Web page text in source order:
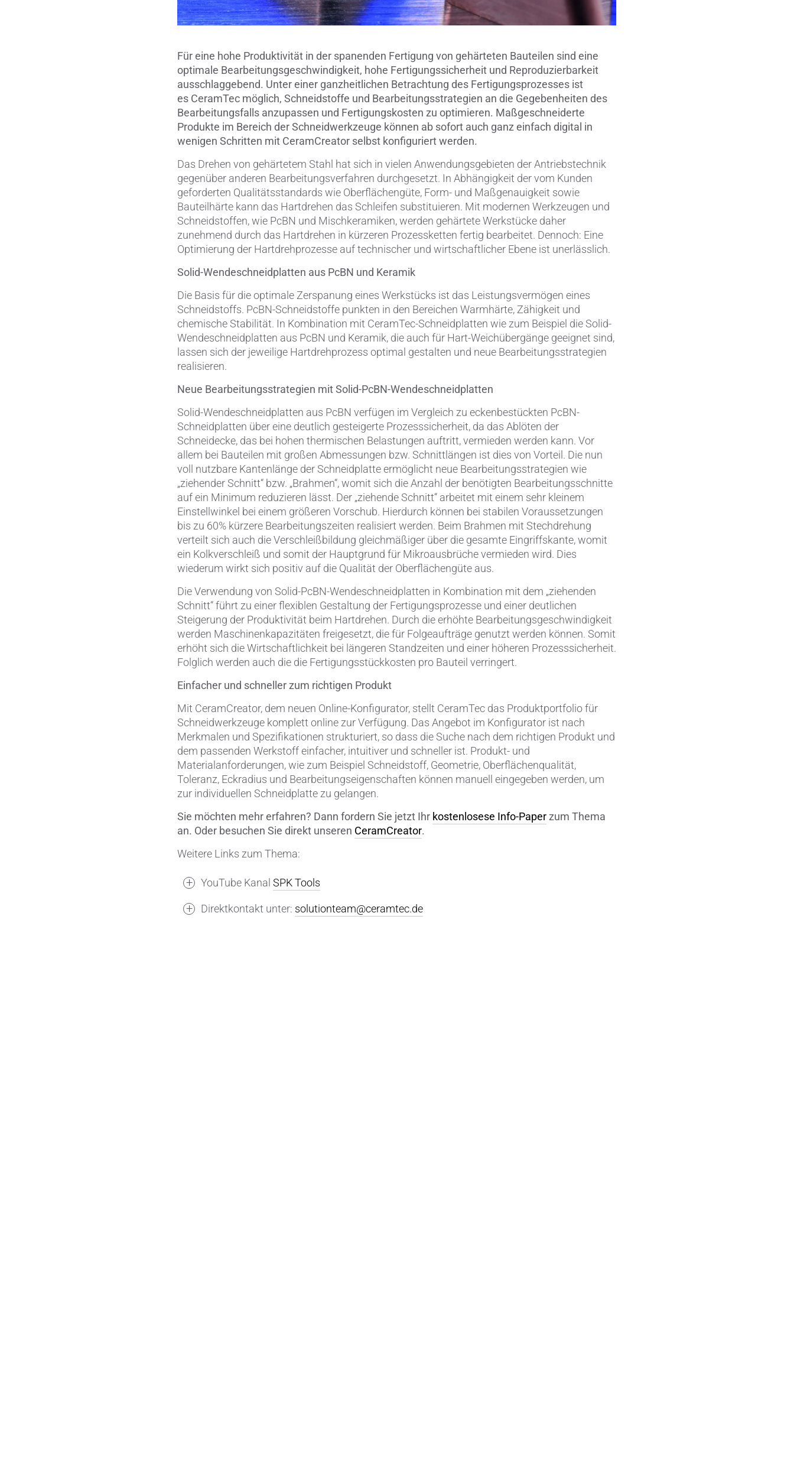
Schweißprozesse
Textiltechnik
Verteidigung & Sicherheit
Verschleißschutz
Wärmemanagement
Zerspanungstechnik
Für eine hohe Produktivität in der spanenden Fertigung von gehärteten Bauteilen sind eine
optimale Bearbeitungsgeschwindigkeit, hohe Fertigungssicherheit und Reproduzierbarkeit
ausschlaggebend. Unter einer ganzheitlichen Betrachtung des Fertigungsprozesses ist
es CeramTec möglich, Schneidstoffe und Bearbeitungsstrategien an die Gegebenheiten des
Bearbeitungsfalls anzupassen und Fertigungskosten zu optimieren. Maßgeschneiderte
Produkte im Bereich der Schneidwerkzeuge können ab sofort auch ganz einfach digital in
wenigen Schritten mit CeramCreator selbst konfiguriert werden.
Das Drehen von gehärtetem Stahl hat sich in vielen Anwendungsgebieten der Antriebstechnik
gegenüber anderen Bearbeitungsverfahren durchgesetzt. In Abhängigkeit der vom Kunden
geforderten Qualitätsstandards wie Oberflächengüte, Form- und Maßgenauigkeit sowie
Bauteilhärte kann das Hartdrehen das Schleifen substituieren. Mit modernen Werkzeugen und
Schneidstoffen, wie PcBN und Mischkeramiken, werden gehärtete Werkstücke daher
zunehmend durch das Hartdrehen in kürzeren Prozessketten fertig bearbeitet. Dennoch: Eine
Optimierung der Hartdrehprozesse auf technischer und wirtschaftlicher Ebene ist unerlässlich.
Solid-Wendeschneidplatten aus PcBN und Keramik
Die Basis für die optimale Zerspanung eines Werkstücks ist das Leistungsvermögen eines
Schneidstoffs. PcBN-Schneidstoffe punkten in den Bereichen Warmhärte, Zähigkeit und
chemische Stabilität. In Kombination mit CeramTec-Schneidplatten wie zum Beispiel die Solid-
Wendeschneidplatten aus PcBN und Keramik, die auch für Hart-Weichübergänge geeignet sind,
lassen sich der jeweilige Hartdrehprozess optimal gestalten und neue Bearbeitungsstrategien
realisieren.
Neue Bearbeitungsstrategien mit Solid-PcBN-Wendeschneidplatten
Solid-Wendeschneidplatten aus PcBN verfügen im Vergleich zu eckenbestückten PcBN-
Schneidplatten über eine deutlich gesteigerte Prozesssicherheit, da das Ablöten der
Schneidecke, das bei hohen thermischen Belastungen auftritt, vermieden werden kann. Vor
allem bei Bauteilen mit großen Abmessungen bzw. Schnittlängen ist dies von Vorteil. Die nun
voll nutzbare Kantenlänge der Schneidplatte ermöglicht neue Bearbeitungsstrategien wie
„ziehender Schnitt“ bzw. „Brahmen“, womit sich die Anzahl der benötigten Bearbeitungsschnitte
auf ein Minimum reduzieren lässt. Der „ziehende Schnitt“ arbeitet mit einem sehr kleinem
Einstellwinkel bei einem größeren Vorschub. Hierdurch können bei stabilen Voraussetzungen
bis zu 60% kürzere Bearbeitungszeiten realisiert werden. Beim Brahmen mit Stechdrehung
verteilt sich auch die Verschleißbildung gleichmäßiger über die gesamte Eingriffskante, womit
ein Kolkverschleiß und somit der Hauptgrund für Mikroausbrüche vermieden wird. Dies
wiederum wirkt sich positiv auf die Qualität der Oberflächengüte aus.
Die Verwendung von Solid-PcBN-Wendeschneidplatten in Kombination mit dem „ziehenden
Schnitt“ führt zu einer flexiblen Gestaltung der Fertigungsprozesse und einer deutlichen
Steigerung der Produktivität beim Hartdrehen. Durch die erhöhte Bearbeitungsgeschwindigkeit
werden Maschinenkapazitäten freigesetzt, die für Folgeaufträge genutzt werden können. Somit
erhöht sich die Wirtschaftlichkeit bei längeren Standzeiten und einer höheren Prozesssicherheit.
Folglich werden auch die die Fertigungsstückkosten pro Bauteil verringert.
Einfacher und schneller zum richtigen Produkt
Mit CeramCreator, dem neuen Online-Konfigurator, stellt CeramTec das Produktportfolio für
Schneidwerkzeuge komplett online zur Verfügung. Das Angebot im Konfigurator ist nach
Merkmalen und Spezifikationen strukturiert, so dass die Suche nach dem richtigen Produkt und
dem passenden Werkstoff einfacher, intuitiver und schneller ist. Produkt- und
Materialanforderungen, wie zum Beispiel Schneidstoff, Geometrie, Oberflächenqualität,
Toleranz, Eckradius und Bearbeitungseigenschaften können manuell eingegeben werden, um
zur individuellen Schneidplatte zu gelangen.
Sie möchten mehr erfahren? Dann fordern Sie jetzt Ihr kostenlosese Info-Paper zum Thema
an. Oder besuchen Sie direkt unseren CeramCreator.
Weitere Links zum Thema:
YouTube KanalSPK Tools
Direktkontakt unter: solutionteam@ceramtec.de